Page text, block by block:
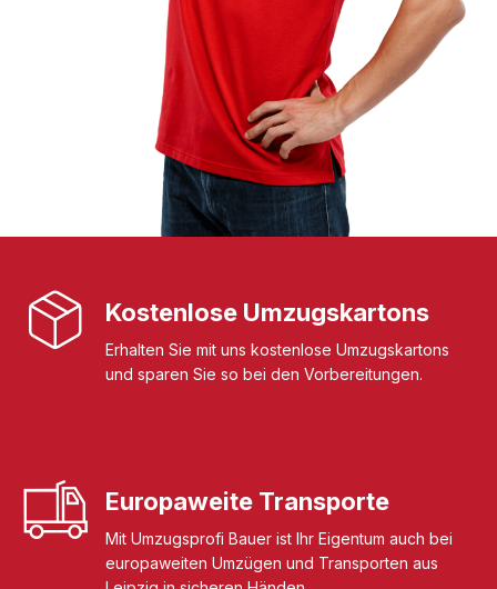
Kostenlose Umzugskartons
Erhalten Sie mit uns kostenlose Umzugskartons
und sparen Sie so bei den Vorbereitungen.
Europaweite Transporte
Mit Umzugsprofi Bauer ist Ihr Eigentum auch bei
europaweiten Umzügen und Transporten aus